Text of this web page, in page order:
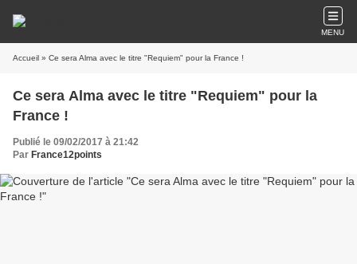
MENU
Accueil » Ce sera Alma avec le titre "Requiem" pour la France !
Ce sera Alma avec le titre "Requiem" pour la
France !
Publié le 09/02/2017 à 21:42
Par France12points